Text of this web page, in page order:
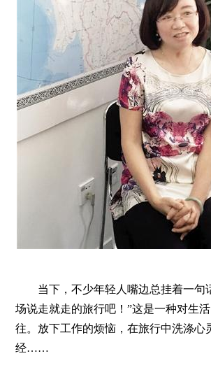
当下，不少年轻人嘴边总挂着一句
场说走就走的旅行吧！”这是一种对生
往。放下工作的烦恼，在旅行中洗涤心
经……